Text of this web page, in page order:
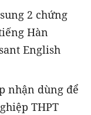
2 chứng
Hàn
English
nhận dùng để
THPT